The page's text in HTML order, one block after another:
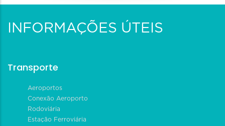
INFORMAÇÕES ÚTEIS
Transporte
Aeroportos
Conexão Aeroporto
Rodoviária
Estação Ferroviária